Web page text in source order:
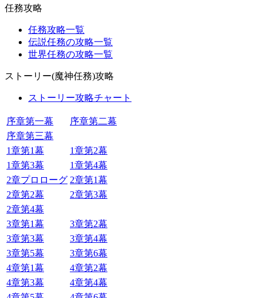
任務攻略
任務攻略一覧
伝説任務の攻略一覧
世界任務の攻略一覧
ストーリー(魔神任務)攻略
ストーリー攻略チャート
序章第一幕
序章第二幕
序章第三幕
1章第1幕
1章第2幕
1章第3幕
1章第4幕
2章プロローグ 2章第1幕
2章第2幕
2章第3幕
2章第4幕
3章第1幕
3章第2幕
3章第3幕
3章第4幕
3章第5幕
3章第6幕
4章第1幕
4章第2幕
4章第3幕
4章第4幕